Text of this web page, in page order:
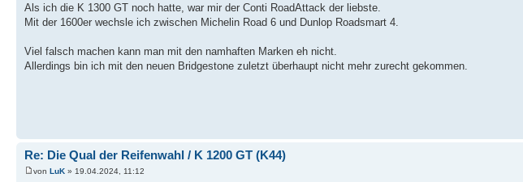
Als ich die K 1300 GT noch hatte, war mir der Conti RoadAttack der liebste.
Mit der 1600er wechsle ich zwischen Michelin Road 6 und Dunlop Roadsmart 4.
Viel falsch machen kann man mit den namhaften Marken eh nicht.
Allerdings bin ich mit den neuen Bridgestone zuletzt überhaupt nicht mehr zurecht gekommen.
Re: Die Qual der Reifenwahl / K 1200 GT (K44)
von LuK » 19.04.2024, 11:12